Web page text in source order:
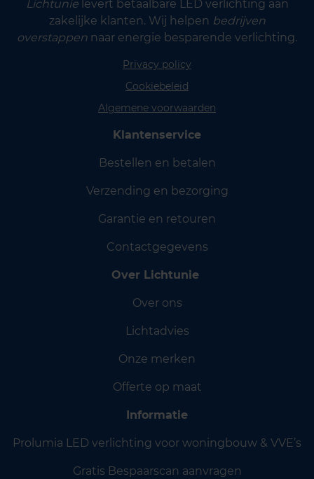
Lichtunielevert betaalbare LED verlichting aan
zakelijke klanten. Wij helpen bedrijven
overstappen naar energie besparende verlichting.
Privacy policy
Cookiebeleid
Algemene voorwaarden
Klantenservice
Bestellen en betalen
Verzending en bezorging
Garantie en retouren
Contactgegevens
Over Lichtunie
Over ons
Lichtadvies
Onze merken
Offerte op maat
Informatie
Prolumia LED verlichting voor woningbouw & VVE’s
Gratis Bespaarscan aanvragen